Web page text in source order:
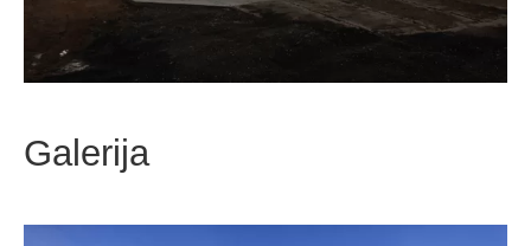
Galerija